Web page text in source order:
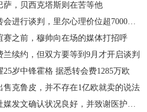
，贝西克塔斯则在苦等他
行谈判，里尔心理价位超7000万欧
之前，穆帅向在场的媒体打招呼
续约，但双方要等到9月才开启谈判
岁中锋霍格 据悉转会费1285万欧
克鲁皮，并不存在1亿欧就卖的说法
发文确认状况良好，并致谢医护人员